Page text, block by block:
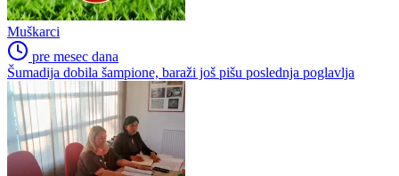
Muškarci
pre mesec dana
Šumadija dobila šampione, baraži još pišu poslednja poglavlja